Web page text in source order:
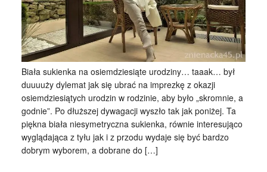
Biała sukienka na osiemdziesiąte urodziny… taaak… był
duuuuży dylemat jak się ubrać na imprezkę z okazji
osiemdziesiątych urodzin w rodzinie, aby było „skromnie, a
godnie”. Po dłuższej dywagacji wyszło tak jak poniżej. Ta
piękna biała niesymetryczna sukienka, równie interesująco
wyglądająca z tyłu jak i z przodu wydaje się być bardzo
dobrym wyborem, a dobrane do […]